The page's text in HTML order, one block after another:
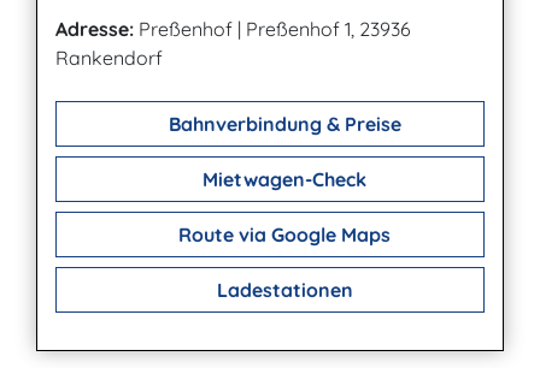
Adresse: Preßenhof | Preßenhof 1, 23936
Rankendorf
Bahnverbindung & Preise
Mietwagen-Check
Route via Google Maps
Ladestationen